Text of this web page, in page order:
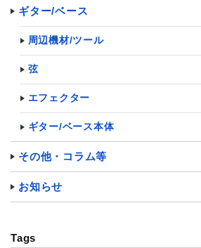
ギター/ベース
周辺機材/ツール
弦
エフェクター
ギター/ベース本体
その他・コラム等
お知らせ
Tags